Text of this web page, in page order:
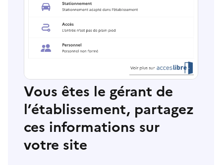
Vous êtes le gérant de
l’établissement, partagez
ces informations sur
votre site